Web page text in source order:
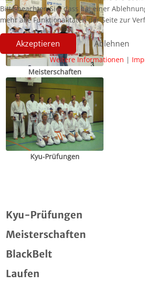
Meisterschaften
Kyu-Prüfungen
Kyu-Prüfungen
Meisterschaften
BlackBelt
Laufen
Bitte beachten Sie, dass bei einer
mehr alle Funktionalitäten der Seite zur
Akzeptieren Ablehnen
Weitere Informationen |